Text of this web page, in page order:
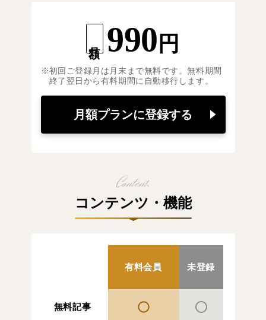
990 円
初回ご登録月は月末まで無料です。無料期間
終了翌日から有料期間に自動移行します。
月額プランに登録する
コンテンツ・機能
有料会員 未登録
無料記事